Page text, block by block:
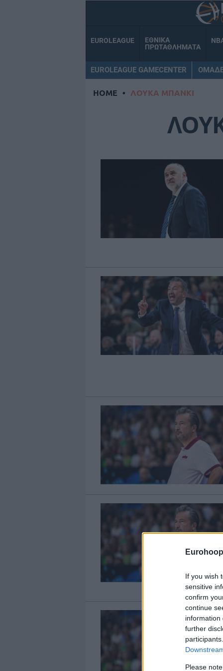
If you wish
sensitive
confirm
continue
information
further
Please
EUROLEAGUE
ΕΘΝΙΚΑ
ΠΡΩΤΑΘΛΗΜΑΤΑ
EUROLEAGUE GAMECENTER
HOME • ΛΟΥΚΑ ΜΠΑΝΚΙ